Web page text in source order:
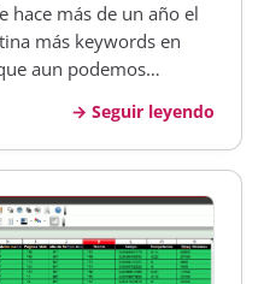
hace más de un año el
más keywords en
aun podemos
otros dos... El
Provided e…
Seguir leyendo